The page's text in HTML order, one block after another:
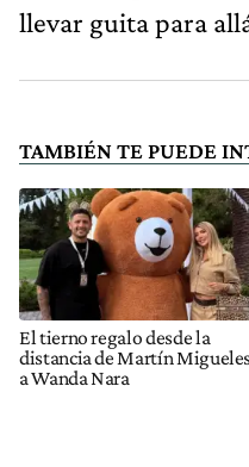
llevar guita para
TAMBIÉN TE PUEDE
El tierno regalo desde la
distancia de Martín
a Wanda Nara